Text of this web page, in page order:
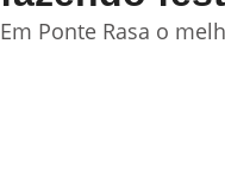
Em Ponte Rasa o